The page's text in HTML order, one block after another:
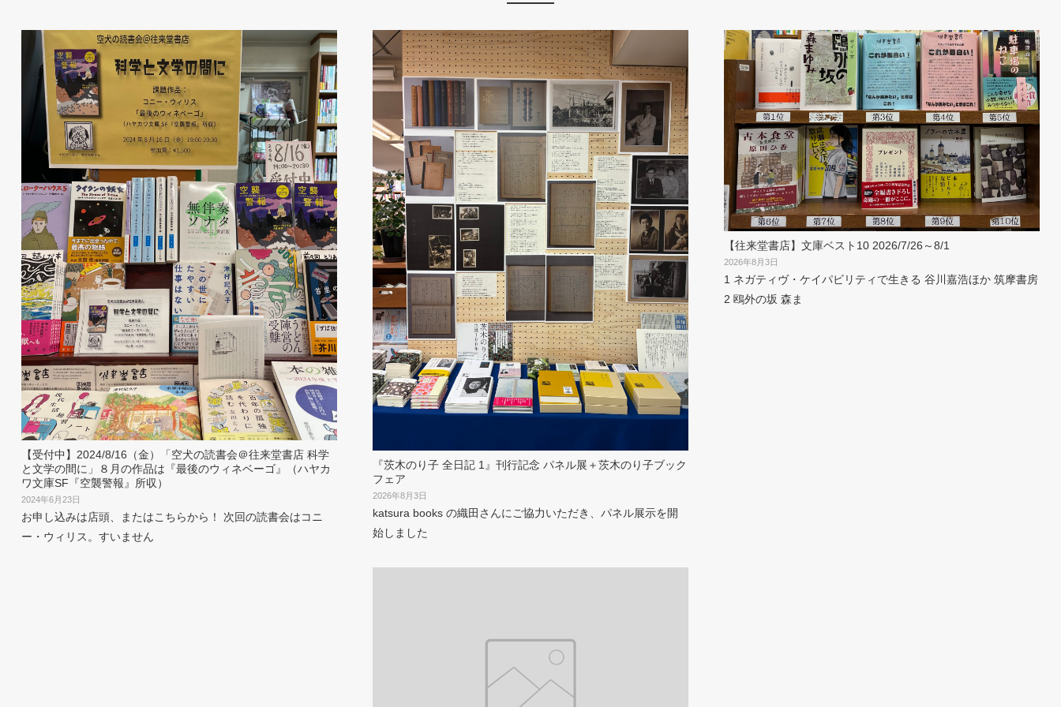
【受付中】2024/8/16（金）「空犬の読書会＠往来堂書店 科学
と文学の間に」８月の作品は『最後のウィネベーゴ』（ハヤカ
ワ文庫SF『空襲警報』所収）
2024年6月23日
お申し込みは店頭、またはこちらから！ 次回の読書会はコニ
ー・ウィリス。すいません
『茨木のり子 全日記 1』刊行記念 パネル展＋茨木のり子ブック
フェア
2026年8月3日
katsura books の織田さんにご協力いただき、パネル展示を開
始しました
【往来堂書店】文庫ベスト10 2026/7/26～8/1
2026年8月3日
1 ネガティヴ・ケイパビリティで生きる 谷川嘉浩ほか 筑摩書房
2 鴎外の坂 森ま